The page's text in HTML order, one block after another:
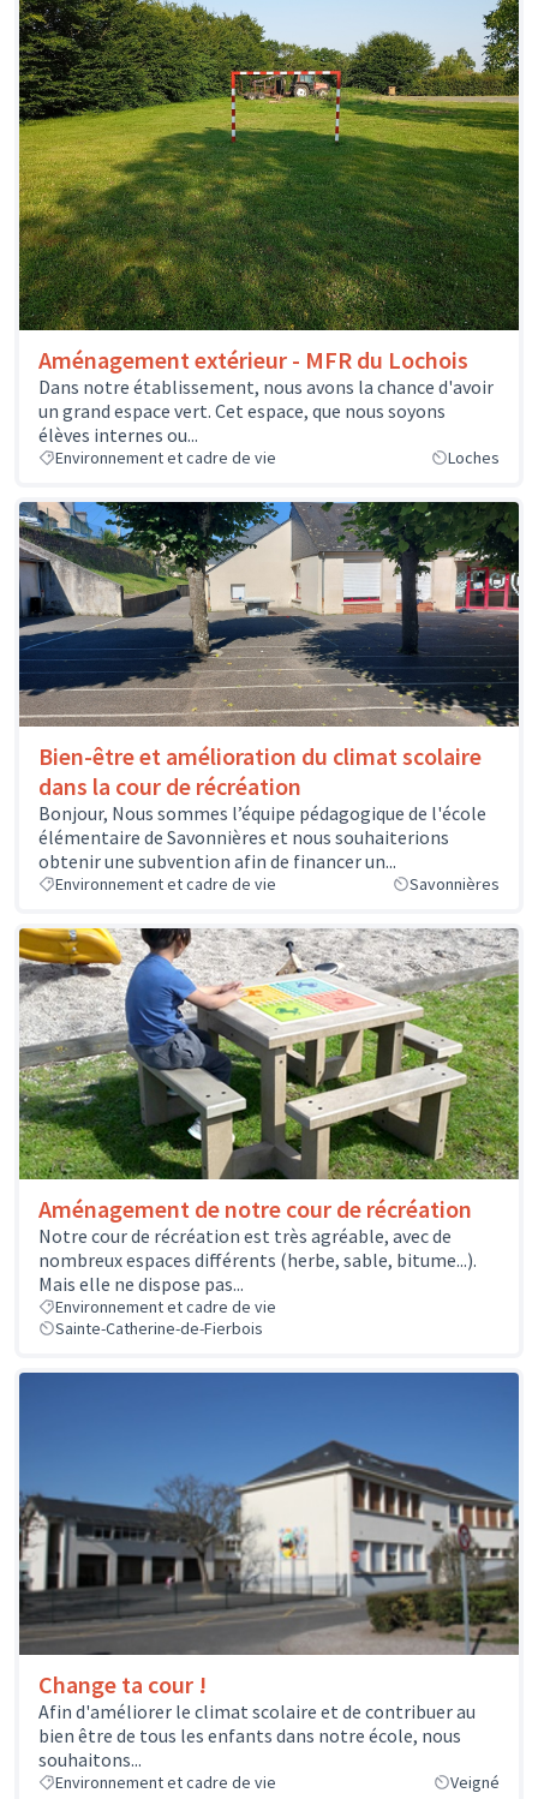
Aménagement extérieur - MFR du Lochois
Dans notre établissement, nous avons la chance d'avoir
un grand espace vert. Cet espace, que nous soyons
élèves internes ou...
Environnement et cadre de vie Loches
Bien-être et amélioration du climat scolaire
dans la cour de récréation
Bonjour, Nous sommes l’équipe pédagogique de l'école
élémentaire de Savonnières et nous souhaiterions
obtenir une subvention afin de financer un...
Environnement et cadre de vie Savonnières
Aménagement de notre cour de récréation
Notre cour de récréation est très agréable, avec de
nombreux espaces différents (herbe, sable, bitume...).
Mais elle ne dispose pas...
Environnement et cadre de vie
Sainte-Catherine-de-Fierbois
Change ta cour !
Afin d'améliorer le climat scolaire et de contribuer au
bien être de tous les enfants dans notre école, nous
souhaitons...
Environnement et cadre de vie Veigné